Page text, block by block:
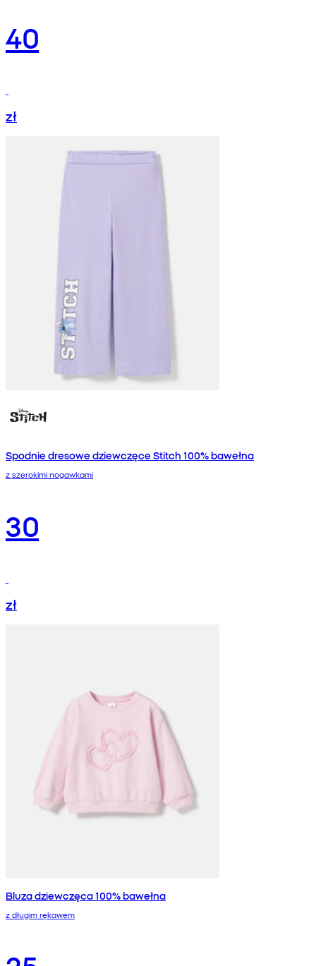
40
zł
Spodnie dresowe dziewczęce Stitch 100% bawełna
z szerokimi nogawkami
30
zł
Bluza dziewczęca 100% bawełna
z długim rękawem